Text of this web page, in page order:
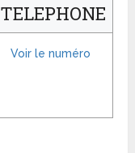
TELEPHONE